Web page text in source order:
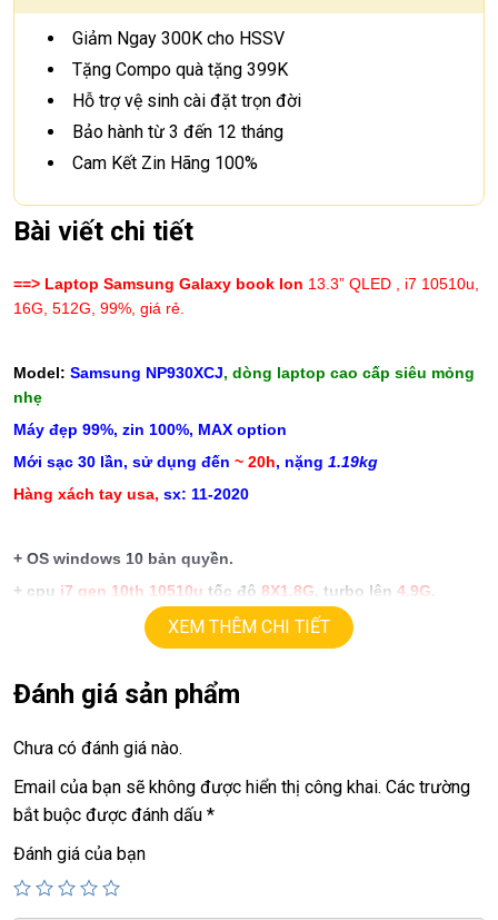
Giảm Ngay 300K cho HSSV
Tặng Compo quà tặng 399K
Hỗ trợ vệ sinh cài đặt trọn đời
Bảo hành từ 3 đến 12 tháng
Cam Kết Zin Hãng 100%
Bài viết chi tiết
==> Laptop Samsung Galaxy book Ion 13.3” QLED , i7 10510u,
16G, 512G, 99%, giá rẻ.
Model: Samsung NP930XCJ, dòng laptop cao cấp siêu mỏng
nhẹ
Máy đẹp 99%, zin 100%, MAX option
Mới sạc 30 lần, sử dụng đến ~ 20h, nặng 1.19kg
Hàng xách tay usa, sx: 11-2020
+ OS windows 10 bản quyền.
+ cpu i7 gen 10th 10510u tốc độ 8X1.8G , turbo lên 4.9G
+ ssd
512
13.3in tràn viền,
+ Vga intel UHD 620
+
usb 3.0, webcam, HDMI, usb type C
+Finger ID.
mới sạc 30 lần ~
XEM THÊM CHI TIẾT
Đánh giá sản phẩm
Chưa có đánh giá nào.
Email của bạn sẽ không được hiển thị công khai. Các trường
bắt buộc được đánh dấu *
Đánh giá của bạn